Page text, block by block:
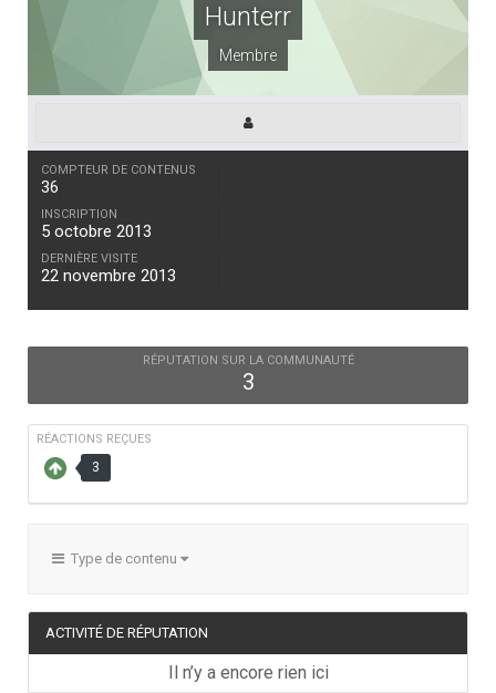
Hunterr
Membre
COMPTEUR DE CONTENUS
36
INSCRIPTION
5 octobre 2013
DERNIÈRE VISITE
22 novembre 2013
RÉPUTATION SUR LA COMMUNAUTÉ
3
RÉACTIONS REÇUES
3
Type de contenu
ACTIVITÉ DE RÉPUTATION
Il n’y a encore rien ici